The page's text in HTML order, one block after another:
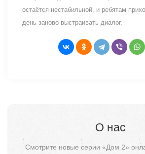
остаётся нестабильной, и ребятам
день заново выстраивать диалог.
О нас
Смотрите новые серии «Дом 2»